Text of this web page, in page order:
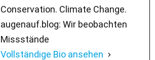
Conservation. Climate Change.
augenauf.blog: Wir beobachten
Missstände
Vollständige Bio ansehen